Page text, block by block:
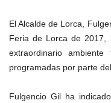
El Alcalde de Lorca,
Feria de Lorca de 2017,
extraordinario
programadas por parte
Fulgencio Gil ha